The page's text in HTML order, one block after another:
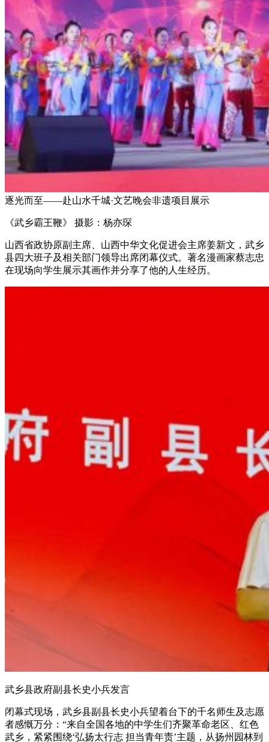
逐光而至——赴山水千城·文艺晚会非遗项目展示
《武乡霸王鞭》 摄影：杨亦琛
山西省政协原副主席、山西中华文化促进会主席姜新文，武乡
县四大班子及相关部门领导出席闭幕仪式。著名漫画家蔡志忠
在现场向学生展示其画作并分享了他的人生经历。
武乡县政府副县长史小兵发言
闭幕式现场，武乡县副县长史小兵望着台下的千名师生及志愿
者感慨万分：“来自全国各地的中学生们齐聚革命老区、红色
武乡，紧紧围绕‘弘扬太行志 担当青年责’主题，从扬州园林到